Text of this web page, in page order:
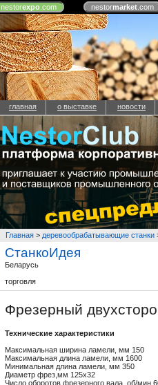
nestorexpo.com nestormarket.com
главная о выставке новости
Главная > деревообрабатывающие станки
СтанкоИдея
Беларусь
торговля
Фрезерный
Технические характеристики
Максимальная ширина ламели, мм 150
Максимальная длина ламели, мм 1600
Минимальная длина ламели, мм 350
Диаметр фрез,мм 125х32
Число оборотов фрезерного вала, об/мин